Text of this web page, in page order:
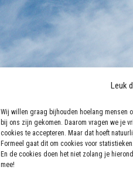
Leuk
Wij willen graag bijhouden hoelang mensen
bij ons zijn gekomen. Daarom vragen we je
cookies te accepteren. Maar dat hoeft
Formeel gaat dit om cookies voor
En de cookies doen het niet zolang je
mee!